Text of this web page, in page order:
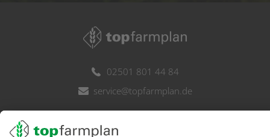
02501 801 44 84
service@topfarmplan.de
Sei immer auf dem Laufenden!